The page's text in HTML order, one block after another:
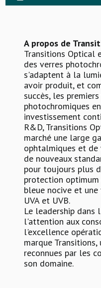
A propos de
Transitions Optical
des verres
s'adaptent à la
avoir produit, et
succès, les
photochromiques
investissement
R&D, Transitions
marché une large
ophtalmiques et de
de nouveaux
pour toujours plus
protection
bleue nocive et
UVA et UVB.
Le leadership dans
l'attention aux
l'excellence
marque Transitions,
reconnues par les
son domaine.